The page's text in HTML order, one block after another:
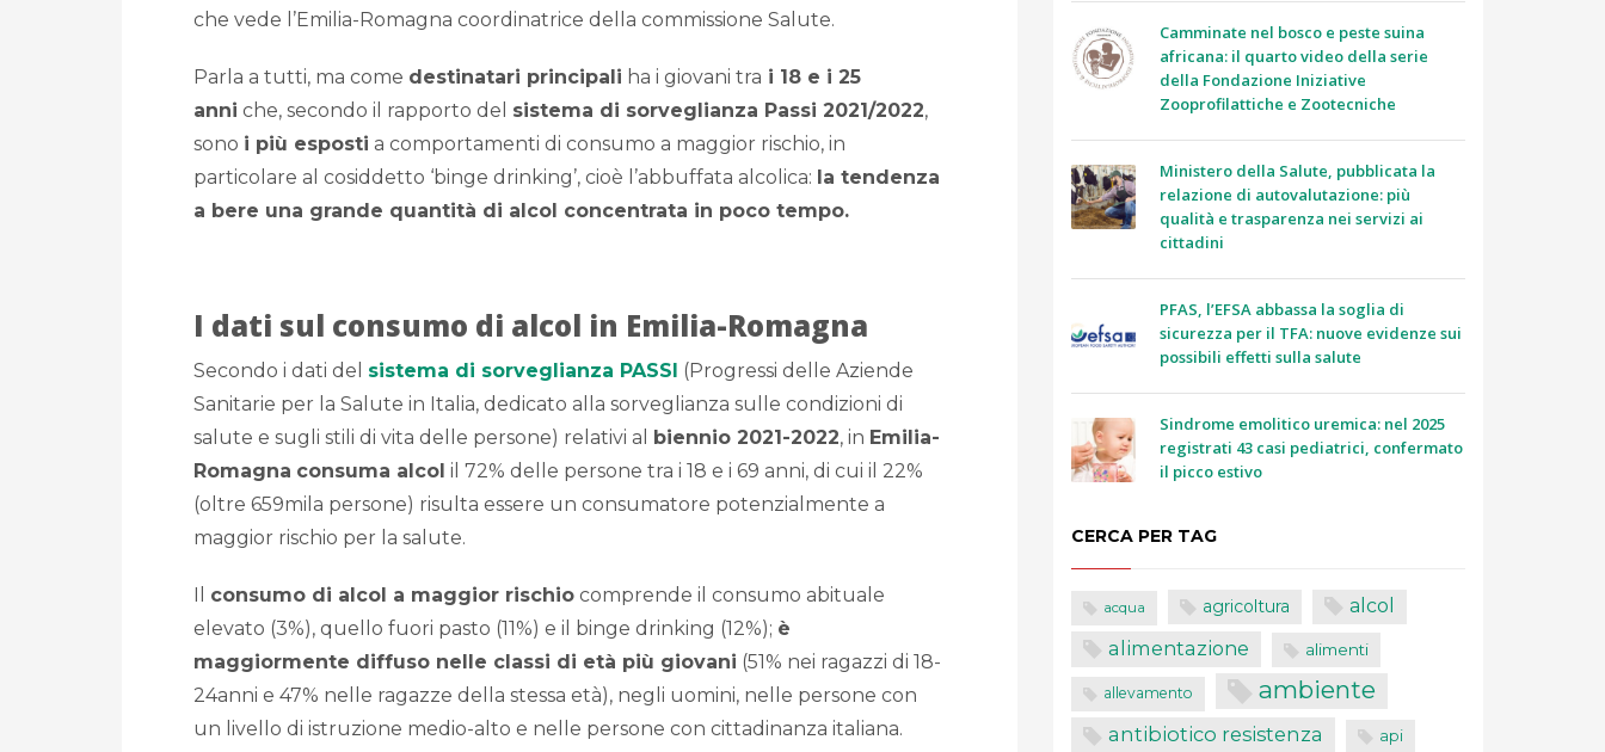
che vede l’Emilia-Romagna coordinatrice della commissione Salute.
Parla a tutti, ma come destinatari principali ha i giovani tra i 18 e i 25
anni che, secondo il rapporto del sistema di sorveglianza Passi 2021/2022,
sono i più esposti a comportamenti di consumo a maggior rischio, in
particolare al cosiddetto ‘binge drinking’, cioè l’abbuffata alcolica: la tendenza
a bere una grande quantità di alcol concentrata in poco tempo.
I dati sul consumo di alcol in Emilia-Romagna
Secondo i dati del sistema di sorveglianza PASSI (Progressi delle Aziende
Sanitarie per la Salute in Italia, dedicato alla sorveglianza sulle condizioni di
salute e sugli stili di vita delle persone) relativi al biennio 2021-2022, in Emilia-
Romagna consuma alcol il 72% delle persone tra i 18 e i 69 anni, di cui il 22%
(oltre 659mila persone) risulta essere un consumatore potenzialmente a
maggior rischio per la salute.
Il consumo di alcol a maggior rischio comprende il consumo abituale
elevato (3%), quello fuori pasto (11%) e il binge drinking (12%); è
maggiormente diffuso nelle classi di età più giovani (51% nei ragazzi di 18-
24anni e 47% nelle ragazze della stessa età), negli uomini, nelle persone con
un livello di istruzione medio-alto e nelle persone con cittadinanza italiana.
Camminate nel bosco e peste suina
africana: il quarto video della serie
della Fondazione Iniziative
Zooprofilattiche e Zootecniche
Ministero della Salute, pubblicata la
relazione di autovalutazione: più
qualità e trasparenza nei servizi ai
cittadini
PFAS, l’EFSA abbassa la soglia di
sicurezza per il TFA: nuove evidenze sui
possibili effetti sulla salute
Sindrome emolitico uremica: nel 2025
registrati 43 casi pediatrici, confermato
il picco estivo
CERCA PER TAG
acqua agricoltura alcol
alimentazione alimenti
allevamento ambiente
antibiotico resistenza api